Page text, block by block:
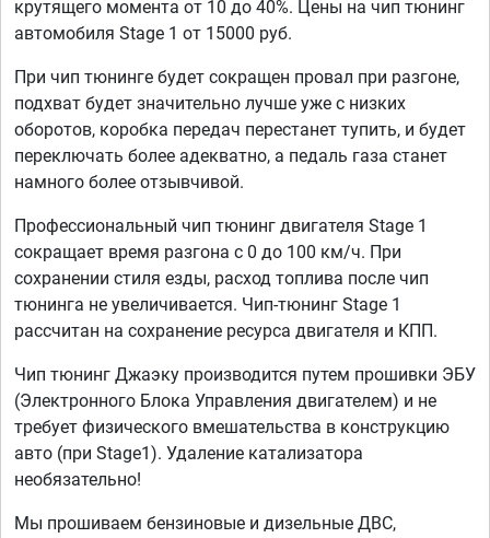
крутящего момента от 10 до 40%. Цены на чип тюнинг
автомобиля Stage 1 от 15000 руб.
При чип тюнинге будет сокращен провал при разгоне,
подхват будет значительно лучше уже с низких
оборотов, коробка передач перестанет тупить, и будет
переключать более адекватно, а педаль газа станет
намного более отзывчивой.
Профессиональный чип тюнинг двигателя Stage 1
сокращает время разгона с 0 до 100 км/ч. При
сохранении стиля езды, расход топлива после чип
тюнинга не увеличивается. Чип-тюнинг Stage 1
рассчитан на сохранение ресурса двигателя и КПП.
Чип тюнинг Джаэку производится путем прошивки ЭБУ
(Электронного Блока Управления двигателем) и не
требует физического вмешательства в конструкцию
авто (при Stage1). Удаление катализатора
необязательно!
Мы прошиваем бензиновые и дизельные ДВС,